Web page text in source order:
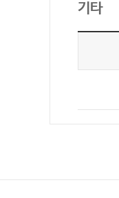
기타